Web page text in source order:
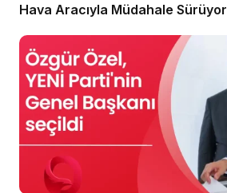
Hava Aracıyla Müdahale Sürüyor